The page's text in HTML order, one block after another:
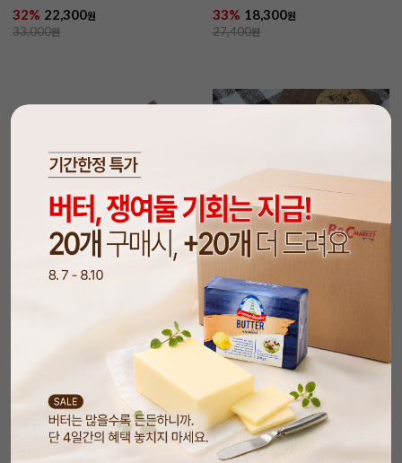
32% 22,300원
33,000원
33% 18,300원
27,400원
담기 담기
[100개입]나무스푼
14% 5,990원
원